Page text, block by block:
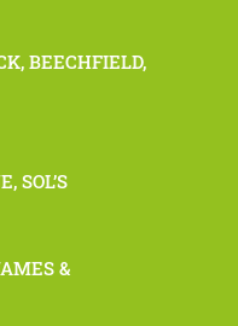
BEECHFIELD,
SOL’S
&